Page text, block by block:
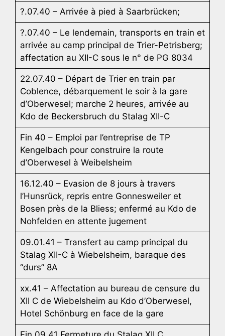
?.07.40 – Arrivée à pied à Saarbrücken;
?.07.40 – Le lendemain, transports en train et
arrivée au camp principal de Trier-Petrisberg;
affectation au XII-C sous le n° de PG 8034
22.07.40 – Départ de Trier en train par
Coblence, débarquement le soir à la gare
d’Oberwesel; marche 2 heures, arrivée au
Kdo de Beckersbruch du Stalag XII-C
Fin 40 – Emploi par l’entreprise de TP
Kengelbach pour construire la route
d’Oberwesel à Weibelsheim
16.12.40 – Evasion de 8 jours à travers
l’Hunsrück, repris entre Gonnesweiler et
Bosen près de la Bliess; enfermé au Kdo de
Nohfelden en attente jugement
09.01.41 – Transfert au camp principal du
Stalag XII-C à Wiebelsheim, baraque des
“durs” 8A
xx.41 – Affectation au bureau de censure du
XII C de Wiebelsheim au Kdo d’Oberwesel,
Hotel Schönburg en face de la gare